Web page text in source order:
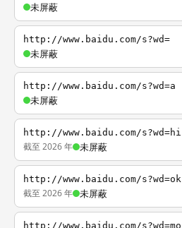
未屏蔽
http://www.baidu.com/s?wd=
未屏蔽
http://www.baidu.com/s?wd=a
未屏蔽
http://www.baidu.com/s?wd=hi
截至 2026 年 未屏蔽
http://www.baidu.com/s?wd=ok
截至 2026 年 未屏蔽
http://www.baidu.com/s?wd=mo